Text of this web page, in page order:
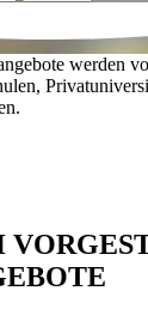
werden